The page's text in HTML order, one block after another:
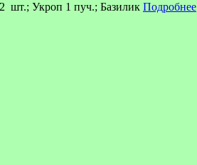
шт.; Укроп 1 пуч.; Базилик Подробнее